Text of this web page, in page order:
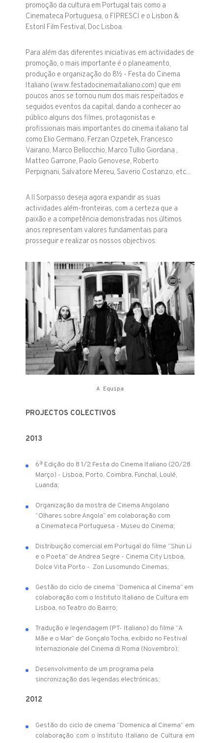
promoção da cultura em Portugal tais como a
Cinemateca Portuguesa, o FIPRESCI e o Lisbon &
Estoril Film Festival, Doc Lisboa.
Para além das diferentes iniciativas em actividades de
promoção, o mais importante é o planeamento,
produção e organização do 8½ - Festa do Cinema
Italiano (www.festadocinemaitaliano.com) que em
poucos anos se tornou num dos mais respeitados e
seguidos eventos da capital, dando a conhecer ao
público alguns dos filmes, protagonistas e
profissionais mais importantes do cinema italiano tal
como Elio Germano, Ferzan Ozpetek, Francesco
Vairano, Marco Bellocchio, Marco Tullio Giordana ,
Matteo Garrone, Paolo Genovese, Roberto
Perpignani, Salvatore Mereu, Saverio Costanzo, etc...
A Il Sorpasso deseja agora expandir as suas
actividades além-fronteiras, com a certeza que a
paixão e a competência demonstradas nos últimos
anos representam valores fundamentais para
prosseguir e realizar os nossos objectivos.
A Equipa
PROJECTOS COLECTIVOS
2013
6ª Edição do 8 1/2 Festa do Cinema Italiano (20/28
Março) - Lisboa, Porto, Coimbra, Funchal, Loulé,
Luanda;
Organização da mostra de Cinema Angolano
“Olhares sobre Angola” em colaboração com
a Cinemateca Portuguesa - Museu do Cinema;
Distribuição comercial em Portugal do filme “Shun Li
e o Poeta” de Andrea Segre - Cinema City Lisboa,
Dolce Vita Porto - Zon Lusomundo Cinemas;
Gestão do ciclo de cinema “Domenica al Cinema” em
colaboração com o Instituto Italiano de Cultura em
Lisboa, no Teatro do Bairro;
Tradução e legendagem (PT- Italiano) do filme “A
Mãe e o Mar” de Gonçalo Tocha, exibido no Festival
Internazionale del Cinema di Roma (Novembro);
Desenvolvimento de um programa pela
sincronização das legendas electrónicas;
2012
Gestão do ciclo de cinema “Domenica al Cinema” em
colaboração com o Instituto Italiano de Cultura em